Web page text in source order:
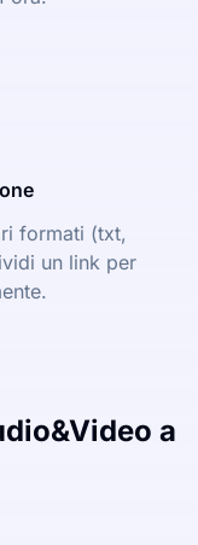
formati (txt,
un link per
a